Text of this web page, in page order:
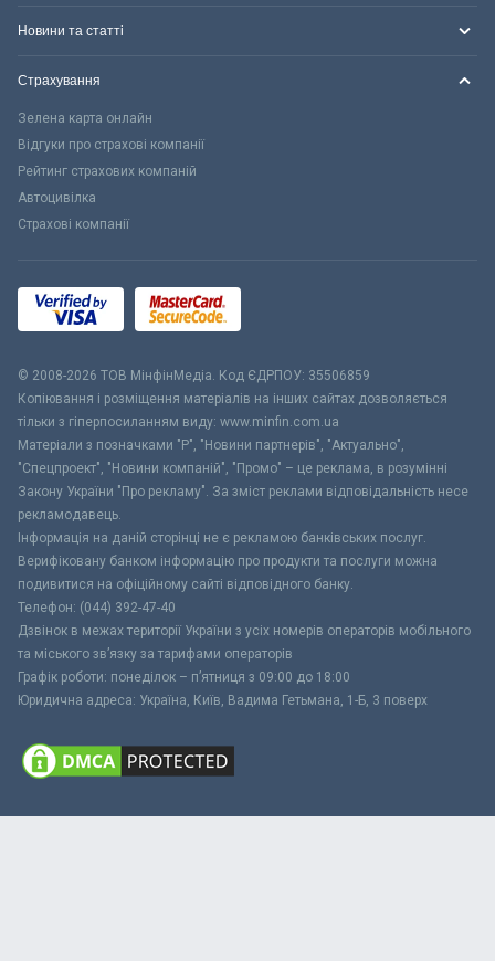
Новини та статті
Страхування
Зелена карта онлайн
Відгуки про страхові компанії
Рейтинг страхових компаній
Автоцивілка
Страхові компанії
© 2008-2026 ТОВ МiнфiнМедiа. Код ЄДРПОУ: 35506859
Копіювання і розміщення матеріалів на інших сайтах дозволяється
тільки з гіперпосиланням виду: www.minfin.com.ua
Матеріали з позначками "Р", "Новини партнерів", "Актуально",
"Спецпроект", "Новини компаній", "Промо" – це реклама, в розумінні
Закону України "Про рекламу". За зміст реклами відповідальність несе
рекламодавець.
Інформація на даній сторінці не є рекламою банківських послуг.
Верифіковану банком інформацію про продукти та послуги можна
подивитися на офіційному сайті відповідного банку.
Телефон: (044) 392-47-40
Дзвінок в межах території України з усіх номерів операторів мобільного
та міського зв’язку за тарифами операторів
Графік роботи: понеділок – п’ятниця з 09:00 до 18:00
Юридична адреса: Україна, Київ, Вадима Гетьмана, 1-Б, 3 поверх